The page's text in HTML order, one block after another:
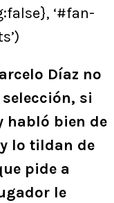
‘#fan-
Díaz no
si
habló bien de
lo tildan de
pide a
le